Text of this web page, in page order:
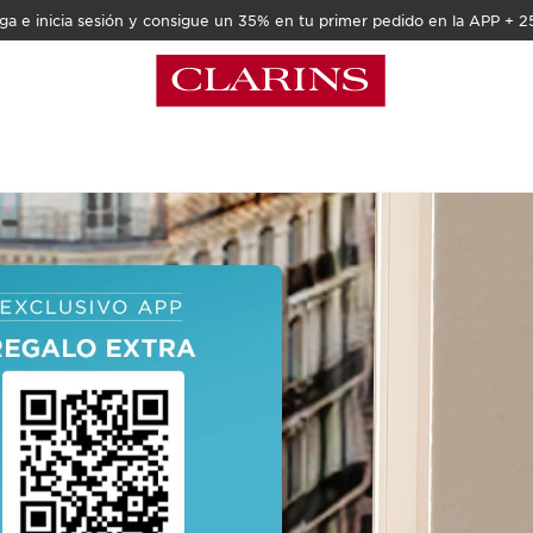
e inicia sesión y consigue un 35% en tu primer pedido en la APP +